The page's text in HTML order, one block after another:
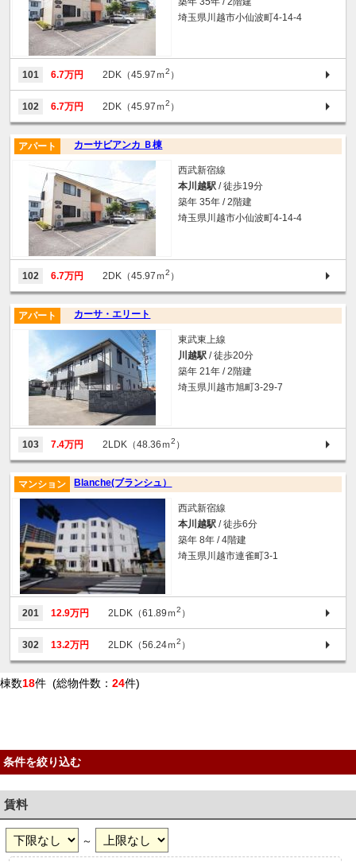
埼玉県川越市小仙波町4-14-4
101 6.7万円 2DK（45.97ｍ2 ）
102 6.7万円 2DK（45.97ｍ2 ）
カーサビアンカ Ｂ棟
アパート
西武新宿線
本川越駅 / 徒歩19分
築年 35年 / 2階建
埼玉県川越市小仙波町4-14-4
102 6.7万円 2DK（45.97ｍ2 ）
カーサ・エリート
アパート
東武東上線
川越駅 / 徒歩20分
築年 21年 / 2階建
埼玉県川越市旭町3-29-7
103 7.4万円 2LDK（48.36ｍ2 ）
Blanche(ブランシュ）
マンション
西武新宿線
本川越駅 / 徒歩6分
築年 8年 / 4階建
埼玉県川越市連雀町3-1
201 12.9万円 2LDK（61.89ｍ2 ）
302 13.2万円 2LDK（56.24ｍ2 ）
棟数18件 (総物件数： 24件)
条件を絞り込む
賃料
～